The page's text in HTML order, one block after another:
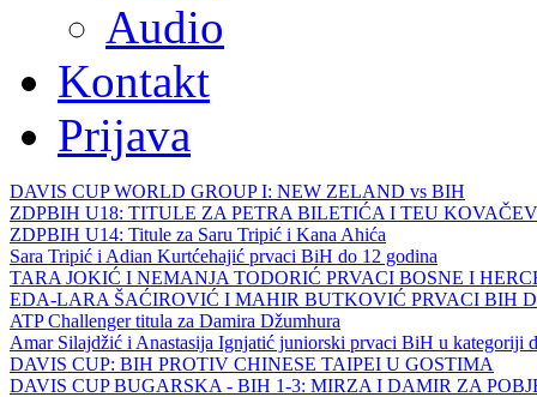
Audio
Kontakt
Prijava
DAVIS CUP WORLD GROUP I: NEW ZELAND vs BIH
ZDPBIH U18: TITULE ZA PETRA BILETIĆA I TEU
ZDPBIH U14: Titule za Saru Tripić i Kana Ahića
Sara Tripić i Adian Kurtćehajić prvaci BiH do 12 godina
TARA JOKIĆ I NEMANJA TODORIĆ PRVACI BOSNE I
EDA-LARA ŠAĆIROVIĆ I MAHIR BUTKOVIĆ PRVACI BIH
ATP Challenger titula za Damira Džumhura
Amar Silajdžić i Anastasija Ignjatić juniorski prvaci BiH u kategoriji
DAVIS CUP: BIH PROTIV CHINESE TAIPEI U GOSTIMA
DAVIS CUP BUGARSKA - BIH 1-3: MIRZA I DAMIR ZA